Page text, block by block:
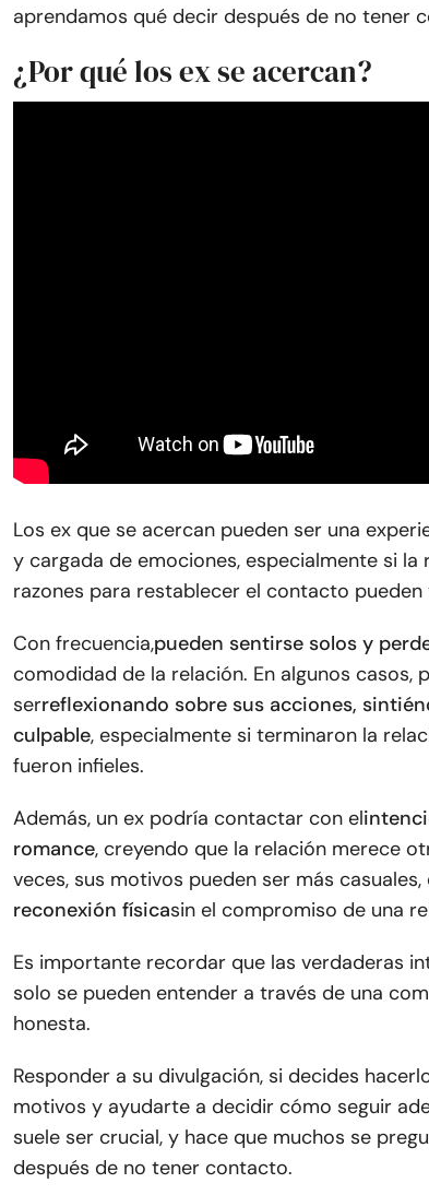
aprendamos qué decir después de no tener
¿Por qué los ex se acercan?
Los ex que se acercan pueden ser una
y cargada de emociones, especialmente si la
razones para restablecer el contacto pueden
Con frecuencia,pueden sentirse solos y
comodidad de la relación. En algunos casos,
serreflexionando sobre sus acciones,
culpable, especialmente si terminaron la
fueron infieles.
Además, un ex podría contactar con el
romance, creyendo que la relación merece
veces, sus motivos pueden ser más casuales,
reconexión físicasin el compromiso de una
Es importante recordar que las verdaderas
solo se pueden entender a través de una
honesta.
Responder a su divulgación, si decides
motivos y ayudarte a decidir cómo seguir
suele ser crucial, y hace que muchos se
después de no tener contacto.